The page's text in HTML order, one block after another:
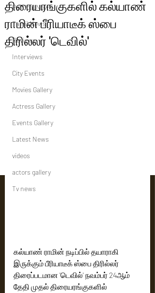
Political News
Tamil News
Reviews
Interviews
City Events
Movies Gallery
Actress Gallery
Events Gallery
Latest News
videos
actors gallery
Tv news
திரையரங்குகளில் கல்யாண்
ராமின் பீரியாடீக் ஸ்பை
திரில்லர் 'டெவில்'
கல்யாண் ராமின் நடிப்பில் தயாராகி
இருக்கும் பீரியாடீக் ஸ்பை திரில்லர்
திரைப்படமான 'டெவில்' நவம்பர் 24ஆம்
தேதி முதல் திரையரங்குகளில்